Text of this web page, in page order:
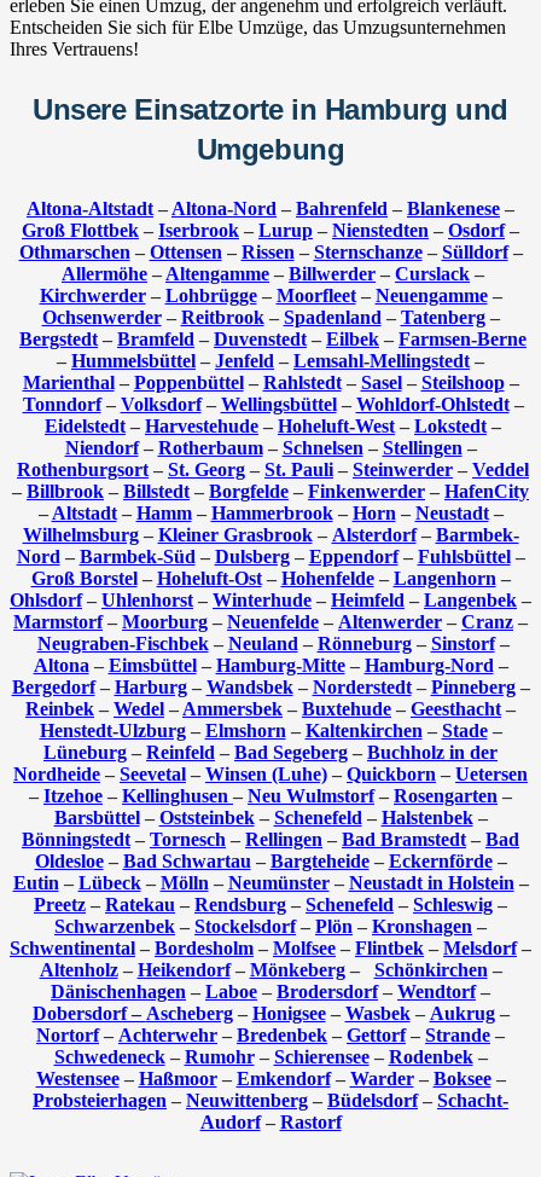
erleben Sie einen Umzug, der angenehm und erfolgreich verläuft.
Entscheiden Sie sich für Elbe Umzüge, das Umzugsunternehmen
Ihres Vertrauens!
Unsere Einsatzorte in Hamburg und
Umgebung
Altona-Altstadt – Altona-Nord – Bahrenfeld – Blankenese –
Groß Flottbek – Iserbrook – Lurup – Nienstedten – Osdorf–
Othmarschen – Ottensen – Rissen – Sternschanze– Sülldorf–
Allermöhe – Altengamme – Billwerder – Curslack –
Kirchwerder– Lohbrügge– Moorfleet– Neuengamme–
Ochsenwerder– Reitbrook– Spadenland – Tatenberg–
Bergstedt – Bramfeld – Duvenstedt – Eilbek – Farmsen-Berne
– Hummelsbüttel – Jenfeld – Lemsahl-Mellingstedt –
Marienthal– Poppenbüttel– Rahlstedt– Sasel– Steilshoop–
Tonndorf– Volksdorf– Wellingsbüttel– Wohldorf-Ohlstedt–
Eidelstedt – Harvestehude – Hoheluft-West – Lokstedt –
Niendorf– Rotherbaum– Schnelsen – Stellingen –
Rothenburgsort – St. Georg – St. Pauli – Steinwerder – Veddel
– Billbrook – Billstedt – Borgfelde – Finkenwerder – HafenCity
– Altstadt– Hamm– Hammerbrook– Horn – Neustadt–
Wilhelmsburg– Kleiner Grasbrook– Alsterdorf– Barmbek-
Nord – Barmbek-Süd – Dulsberg– Eppendorf– Fuhlsbüttel–
Groß Borstel– Hoheluft-Ost– Hohenfelde– Langenhorn –
Ohlsdorf– Uhlenhorst – Winterhude – Heimfeld – Langenbek –
Marmstorf– Moorburg – Neuenfelde – Altenwerder – Cranz –
Neugraben-Fischbek– Neuland – Rönneburg– Sinstorf–
Altona – Eimsbüttel– Hamburg-Mitte– Hamburg-Nord –
Bergedorf– Harburg– Wandsbek– Norderstedt– Pinneberg–
Reinbek – Wedel – Ammersbek – Buxtehude – Geesthacht –
Henstedt-Ulzburg– Elmshorn – Kaltenkirchen – Stade–
Lüneburg – Reinfeld – Bad Segeberg – Buchholz in der
Nordheide – Seevetal – Winsen (Luhe) – Quickborn – Uetersen
– Itzehoe – Kellinghusen – Neu Wulmstorf– Rosengarten –
Barsbüttel– Oststeinbek– Schenefeld – Halstenbek–
Bönningstedt – Tornesch – Rellingen – Bad Bramstedt – Bad
Oldesloe– Bad Schwartau – Bargteheide– Eckernförde–
Eutin – Lübeck– Mölln – Neumünster– Neustadt in Holstein –
Preetz – Ratekau – Rendsburg – Schenefeld – Schleswig –
Schwarzenbek – Stockelsdorf– Plön – Kronshagen –
Schwentinental – Bordesholm – Molfsee – Flintbek – Melsdorf–
Altenholz– Heikendorf– Mönkeberg– Schönkirchen –
Dänischenhagen – Laboe – Brodersdorf– Wendtorf–
Dobersdorf – Ascheberg– Honigsee– Wasbek– Aukrug–
Nortorf– Achterwehr – Bredenbek – Gettorf– Strande –
Schwedeneck– Rumohr– Schierensee– Rodenbek–
Westensee– Haßmoor– Emkendorf– Warder– Boksee–
Probsteierhagen – Neuwittenberg – Büdelsdorf– Schacht-
Audorf– Rastorf